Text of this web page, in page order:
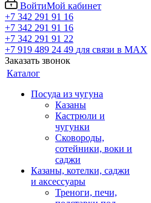
ВойтиМой кабинет
+7 342 291 91 16
+7 342 291 91 16
+7 342 291 91 22
+7 919 489 24 49 для связи в МАХ
Заказать звонок
Каталог
Посуда из чугуна
Казаны
Кастрюли и
чугунки
Сковороды,
сотейники, воки и
саджи
Казаны, котелки, саджи
и аксессуары
Треноги, печи,